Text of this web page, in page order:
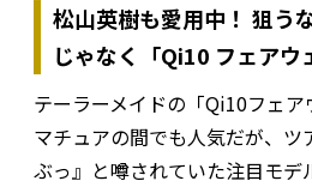
松山英樹も愛用中！ 狙う
じゃなく「Qi10 フェアウ
テーラーメイドの「Qi10フェ
マチュアの間でも人気だが、ツ
ぶっ』と噂されていた注目モデ